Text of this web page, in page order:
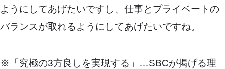
ようにしてあげたいですし、仕事とプライベートの
バランスが取れるようにしてあげたいですね。
※「究極の3方良しを実現する」…SBCが掲げる理